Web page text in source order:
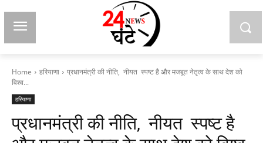
Home हरियाणा
प्रधानमंत्री की नीति, नीयत स्पष्ट है और मजबूत नेतृत्व के साथ देश को
विश्व...
हरियाणा
प्रधानमंत्री की नीति, नीयत स्पष्ट है